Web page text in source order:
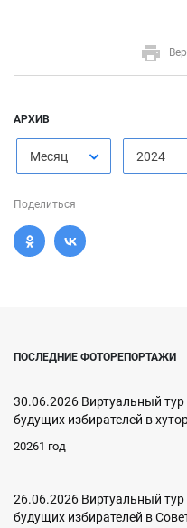
АРХИВ
Месяц 2024
Поделиться
ПОСЛЕДНИЕ ФОТОРЕПОРТАЖИ
30.06.2026 Виртуальный
будущих избирателей в
20261 год
26.06.2026 Виртуальный
будущих избирателей в